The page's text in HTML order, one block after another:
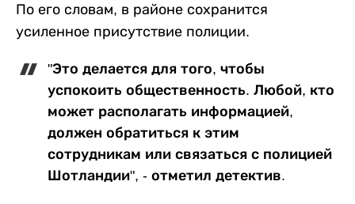
По его словам, в районе сохранится
усиленное присутствие полиции.
"Это делается для того, чтобы
успокоить общественность. Любой, кто
может располагать информацией,
должен обратиться к этим
сотрудникам или связаться с полицией
Шотландии", - отметил детектив.